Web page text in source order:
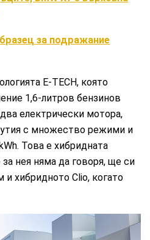
за подражание
E-TECH, която
1,6-литров бензинов
електрически мотора,
с множество режими и
Това е хибридната
нея няма да говоря, ще си
хибридното Clio, когато